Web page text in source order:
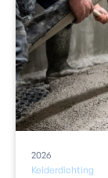
Kelderdichting
2026